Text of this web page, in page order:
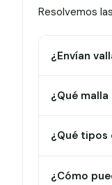
Resolvemos
¿Envían
¿Qué
¿Qué tipos
¿Cómo